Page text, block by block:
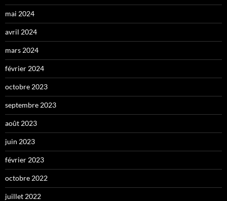
mai 2024
avril 2024
mars 2024
février 2024
octobre 2023
septembre 2023
août 2023
juin 2023
février 2023
octobre 2022
juillet 2022